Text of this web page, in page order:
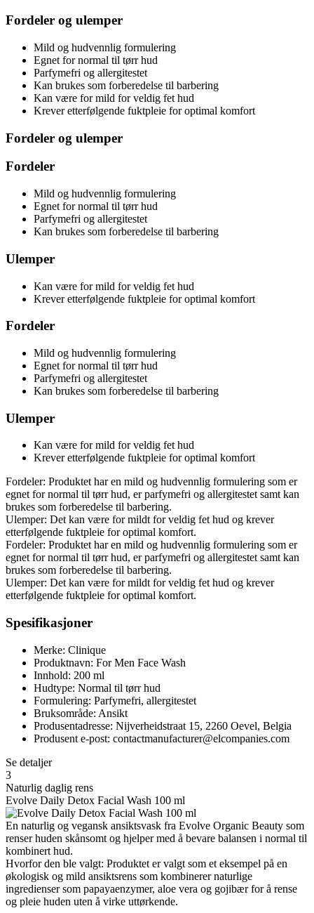
Fordeler og ulemper
Mild og hudvennlig formulering
Egnet for normal til tørr hud
Parfymefri og allergitestet
Kan brukes som forberedelse til barbering
Kan være for mild for veldig fet hud
Krever etterfølgende fuktpleie for optimal komfort
Fordeler og ulemper
Fordeler
Mild og hudvennlig formulering
Egnet for normal til tørr hud
Parfymefri og allergitestet
Kan brukes som forberedelse til barbering
Ulemper
Kan være for mild for veldig fet hud
Krever etterfølgende fuktpleie for optimal komfort
Fordeler
Mild og hudvennlig formulering
Egnet for normal til tørr hud
Parfymefri og allergitestet
Kan brukes som forberedelse til barbering
Ulemper
Kan være for mild for veldig fet hud
Krever etterfølgende fuktpleie for optimal komfort
Fordeler: Produktet har en mild og hudvennlig formulering som er
egnet for normal til tørr hud, er parfymefri og allergitestet samt kan
brukes som forberedelse til barbering.
Ulemper: Det kan være for mildt for veldig fet hud og krever
etterfølgende fuktpleie for optimal komfort.
Fordeler: Produktet har en mild og hudvennlig formulering som er
egnet for normal til tørr hud, er parfymefri og allergitestet samt kan
brukes som forberedelse til barbering.
Ulemper: Det kan være for mildt for veldig fet hud og krever
etterfølgende fuktpleie for optimal komfort.
Spesifikasjoner
Merke: Clinique
Produktnavn: For Men Face Wash
Innhold: 200 ml
Hudtype: Normal til tørr hud
Formulering: Parfymefri, allergitestet
Bruksområde: Ansikt
Produsentadresse: Nijverheidstraat 15, 2260 Oevel, Belgia
Produsent e-post: contactmanufacturer@elcompanies.com
Se detaljer
3
Naturlig daglig rens
Evolve Daily Detox Facial Wash 100 ml
En naturlig og vegansk ansiktsvask fra Evolve Organic Beauty som
renser huden skånsomt og hjelper med å bevare balansen i normal til
kombinert hud.
Hvorfor den ble valgt: Produktet er valgt som et eksempel på en
økologisk og mild ansiktsrens som kombinerer naturlige
ingredienser som papayaenzymer, aloe vera og gojibær for å rense
og pleie huden uten å virke uttørkende.